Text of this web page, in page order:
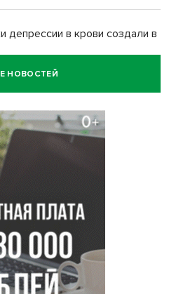
депрессии в крови создали в
НОВОСТЕЙ